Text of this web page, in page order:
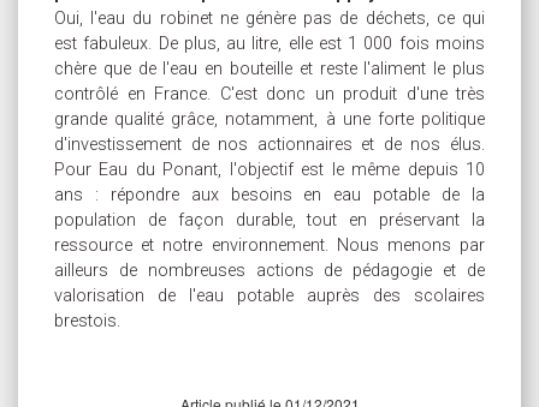
Oui, l'eau du robinet ne génère pas de déchets, ce qui
est fabuleux. De plus, au litre, elle est 1 000 fois moins
chère que de l'eau en bouteille et reste l'aliment le plus
contrôlé en France. C'est donc un produit d'une très
grande qualité grâce, notamment, à une forte politique
d'investissement de nos actionnaires et de nos élus.
Pour Eau du Ponant, l'objectif est le même depuis 10
ans : répondre aux besoins en eau potable de la
population de façon durable, tout en préservant la
ressource et notre environnement. Nous menons par
ailleurs de nombreuses actions de pédagogie et de
valorisation de l'eau potable auprès des scolaires
brestois.